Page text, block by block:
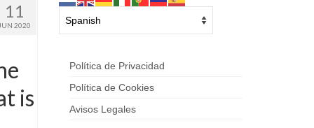
11
JUN 2020
is
Política de Privacidad
Política de Cookies
Avisos Legales